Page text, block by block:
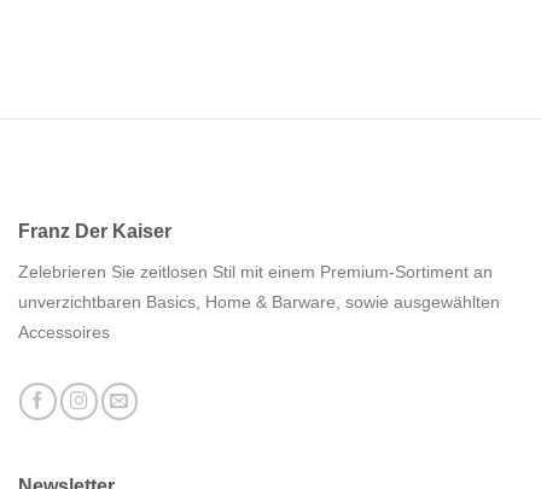
Franz Der Kaiser
Zelebrieren Sie zeitlosen Stil mit einem Premium-Sortiment an
unverzichtbaren Basics, Home & Barware, sowie ausgewählten
Accessoires